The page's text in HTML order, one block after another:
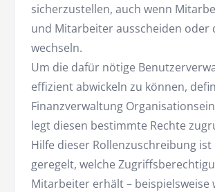
sicherzustellen, auch wenn
und Mitarbeiter ausscheiden oder
wechseln.
Um die dafür nötige
effizient abwickeln zu können,
Finanzverwaltung
legt diesen bestimmte Rechte
Hilfe dieser Rollenzuschreibung
geregelt, welche
Mitarbeiter erhält – beispielsweise